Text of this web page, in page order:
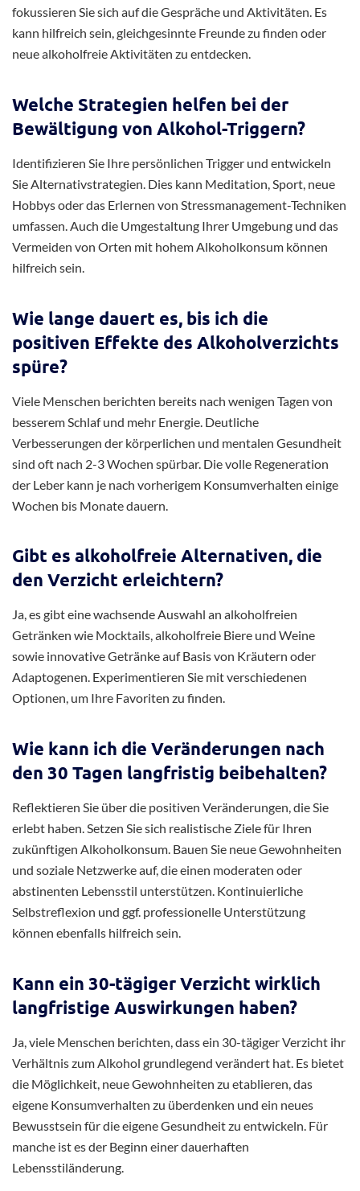
fokussieren Sie sich auf die Gespräche und Aktivitäten. Es
kann hilfreich sein, gleichgesinnte Freunde zu finden oder
neue alkoholfreie Aktivitäten zu entdecken.
Welche Strategien helfen bei der
Bewältigung von Alkohol-Triggern?
Identifizieren Sie Ihre persönlichen Trigger und entwickeln
Sie Alternativstrategien. Dies kann Meditation, Sport, neue
Hobbys oder das Erlernen von Stressmanagement-Techniken
umfassen. Auch die Umgestaltung Ihrer Umgebung und das
Vermeiden von Orten mit hohem Alkoholkonsum können
hilfreich sein.
Wie lange dauert es, bis ich die
positiven Effekte des Alkoholverzichts
spüre?
Viele Menschen berichten bereits nach wenigen Tagen von
besserem Schlaf und mehr Energie. Deutliche
Verbesserungen der körperlichen und mentalen Gesundheit
sind oft nach 2-3 Wochen spürbar. Die volle Regeneration
der Leber kann je nach vorherigem Konsumverhalten einige
Wochen bis Monate dauern.
Gibt es alkoholfreie Alternativen, die
den Verzicht erleichtern?
Ja, es gibt eine wachsende Auswahl an alkoholfreien
Getränken wie Mocktails, alkoholfreie Biere und Weine
sowie innovative Getränke auf Basis von Kräutern oder
Adaptogenen. Experimentieren Sie mit verschiedenen
Optionen, um Ihre Favoriten zu finden.
Wie kann ich die Veränderungen nach
den 30 Tagen langfristig beibehalten?
Reflektieren Sie über die positiven Veränderungen, die Sie
erlebt haben. Setzen Sie sich realistische Ziele für Ihren
zukünftigen Alkoholkonsum. Bauen Sie neue Gewohnheiten
und soziale Netzwerke auf, die einen moderaten oder
abstinenten Lebensstil unterstützen. Kontinuierliche
Selbstreflexion und ggf. professionelle Unterstützung
können ebenfalls hilfreich sein.
Kann ein 30-tägiger Verzicht wirklich
langfristige Auswirkungen haben?
Ja, viele Menschen berichten, dass ein 30-tägiger Verzicht ihr
Verhältnis zum Alkohol grundlegend verändert hat. Es bietet
die Möglichkeit, neue Gewohnheiten zu etablieren, das
eigene Konsumverhalten zu überdenken und ein neues
Bewusstsein für die eigene Gesundheit zu entwickeln. Für
manche ist es der Beginn einer dauerhaften
Lebensstiländerung.